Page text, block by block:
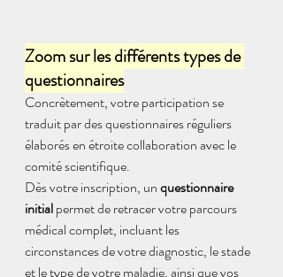
Zoom sur les différents types de
questionnaires
Concrètement, votre participation se
traduit par des questionnaires réguliers
élaborés en étroite collaboration avec le
comité scientifique.
Dès votre inscription, un questionnaire
initial permet de retracer votre parcours
médical complet, incluant les
circonstances de votre diagnostic, le stade
et le type de votre maladie, ainsi que vos